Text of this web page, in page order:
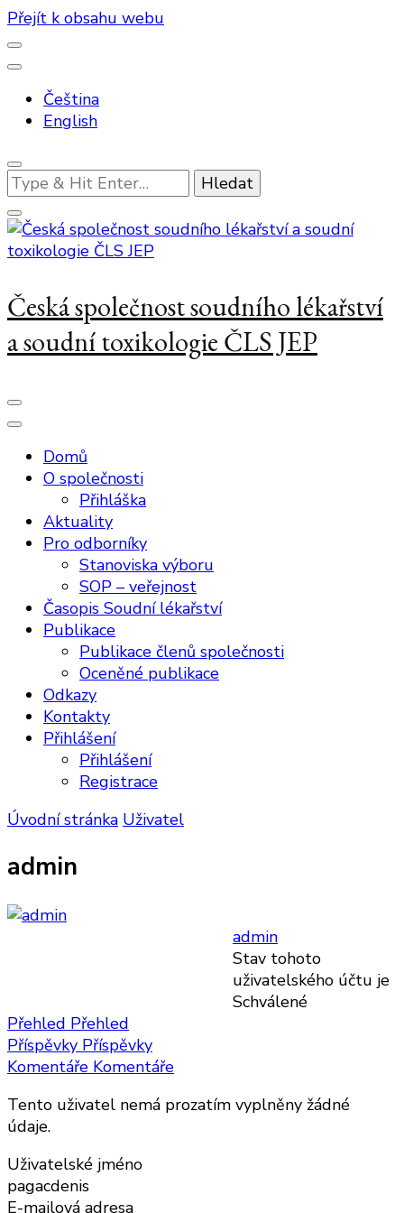
Přejít k obsahu webu
Čeština
English
Hledáte
něco
?
Česká společnost soudního lékařství
a soudní toxikologie ČLS JEP
Domů
O společnosti
Přihláška
Aktuality
Pro odborníky
Stanoviska výboru
SOP – veřejnost
Časopis Soudní lékařství
Publikace
Publikace členů společnosti
Oceněné publikace
Odkazy
Kontakty
Přihlášení
Přihlášení
Registrace
Úvodní stránka Uživatel
admin
admin
Stav tohoto
uživatelského účtu je
Schválené
Přehled Přehled
Příspěvky Příspěvky
Komentáře Komentáře
Tento uživatel nemá prozatím vyplněny žádné
údaje.
Uživatelské jméno
pagacdenis
E-mailová adresa